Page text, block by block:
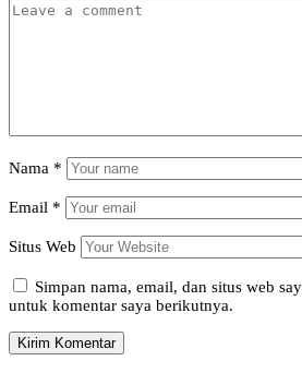
Nama *
Email *
Situs Web
Simpan nama, email, dan situs web
untuk komentar saya berikutnya.